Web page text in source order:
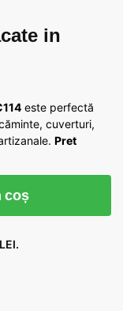
in
este perfectă
cuverturi,
Pret
coș